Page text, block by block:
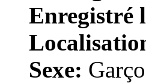
Enregistré
Sexe: